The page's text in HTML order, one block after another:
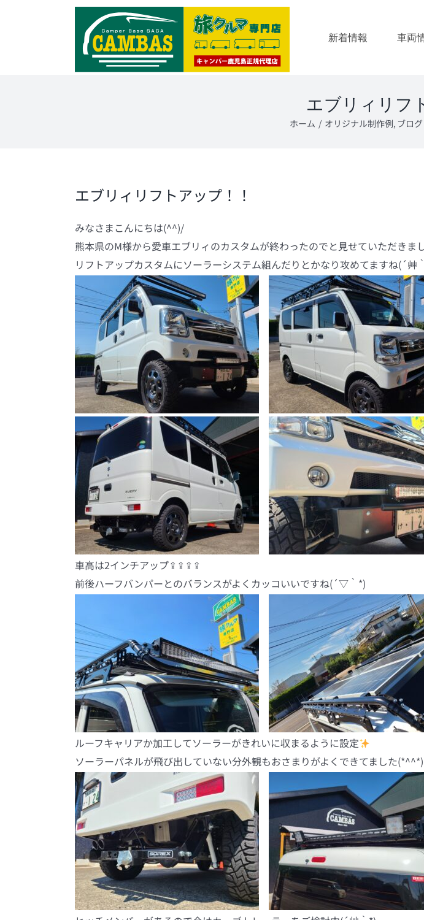
新着情報 車両
エブリィリフ
ホーム オリジナル制作例 ブログ
エブリィリフトアップ！！
みなさまこんにちは(^^)/
熊本県のM様から愛車エブリィのカスタムが終わったのでと見せていただきま
リフトアップカスタムにソーラーシステム組んだりとかなり攻めてますね(´艸
車高は2インチアップ⇪⇪⇪⇪
前後ハーフバンパーとのバランスがよくカッコいいですね(´▽｀*)
ルーフキャリアか加工してソーラーがきれいに収まるように設定
ソーラーパネルが飛び出していない分外観もおさまりがよくできてました(*^^*)